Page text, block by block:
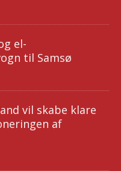
el-
til Samsø
vil skabe klare
af